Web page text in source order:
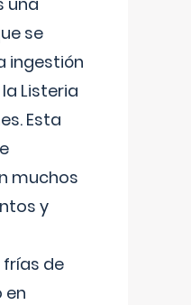
se
ingestión
Listeria
Esta
muchos
y
de
en